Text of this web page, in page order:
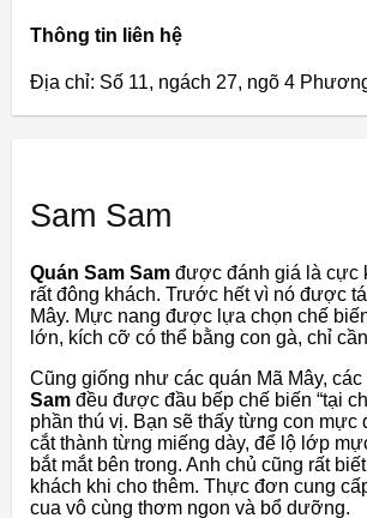
Thông tin liên hệ
Địa chỉ: Số 11, ngách 27, ngõ 4
Sam Sam
Quán Sam Sam được đánh giá là cực
rất đông khách. Trước hết vì nó được
Mây. Mực nang được lựa chọn chế
lớn, kích cỡ có thể bằng con gà, chỉ
Cũng giống như các quán Mã Mây, các
Sam đều được đầu bếp chế biến “tại
phần thú vị. Bạn sẽ thấy từng con mực
cắt thành từng miếng dày, để lộ lớp
bắt mắt bên trong. Anh chủ cũng rất
khách khi cho thêm. Thực đơn cung
cua vô cùng thơm ngon và bổ dưỡng.